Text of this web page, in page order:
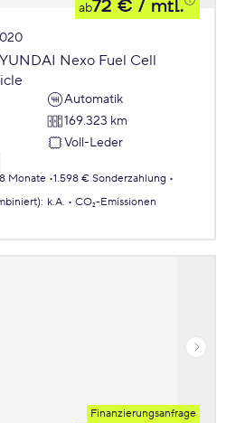
ab72 € / mtl.
Nexo Fuel Cell
Automatik
169.323 km
Voll-Leder
Monate 1.598 € Sonderzahlung
: k.A.
CO₂-Emissionen
Finanzierungsanfrage